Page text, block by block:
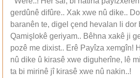
gerdûnê difûre.. Xak xwe nû dike..
baranên te, digel çend hevalan li dor
Qamişlokê geriyam.. Bêhna xakê ji
pozê me dixist.. Erê Payîza xemgîn!
nû dike û kirasê xwe diguherîne, lê
ta bi mirinê jî kirasê xwe nû nakin..!